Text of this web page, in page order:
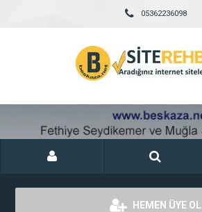
05362236098
HEMEN ÜYE OL